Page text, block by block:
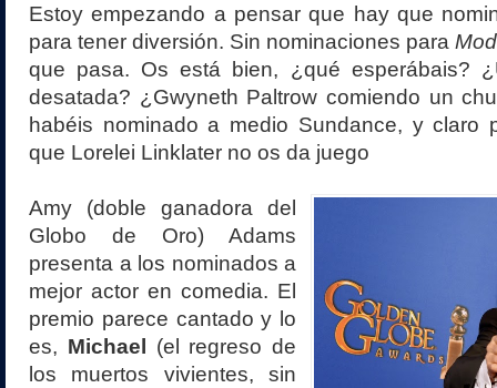
Estoy empezando a pensar que hay que
para tener diversión. Sin nominaciones para
que pasa. Os está bien, ¿qué esperábais?
desatada? ¿Gwyneth Paltrow comiendo un
habéis nominado a medio Sundance, y claro
que Lorelei Linklater no os da juego
Amy (doble ganadora del
Globo de Oro) Adams
presenta a los nominados a
mejor actor en comedia. El
premio parece cantado y lo
es, Michael (el regreso de
los muertos vivientes, sin